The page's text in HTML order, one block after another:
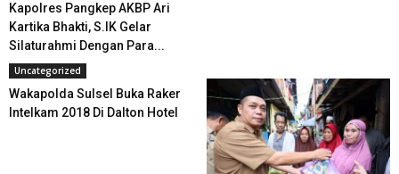
Kapolres Pangkep AKBP Ari
Kartika Bhakti, S.IK Gelar
Silaturahmi Dengan Para...
Uncategorized
Wakapolda Sulsel Buka Raker
Intelkam 2018 Di Dalton Hotel